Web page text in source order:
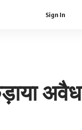
Sign In
अवैध